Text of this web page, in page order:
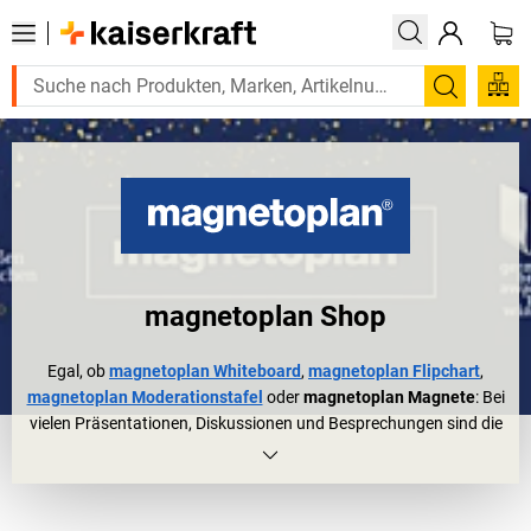
Suchen
magnetoplan Shop
Egal, obmagnetoplan Whiteboard, magnetoplan Flipchart,
magnetoplan Moderationstafel odermagnetoplan Magnete: Bei
vielen Präsentationen, Diskussionen und Besprechungen sind die
Produkte von magnetoplan live dabei. Auch im sonstigen